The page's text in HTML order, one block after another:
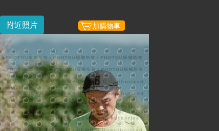
附近照片 加購物車